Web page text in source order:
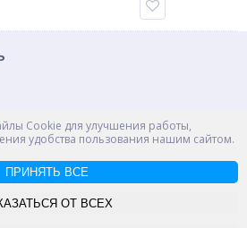
Cookie для улучшения работы,
удобства пользования нашим сайтом.
ПРИНЯТЬ ВСЕ
ОТ ВСЕХ
Александра Корсунова 14А